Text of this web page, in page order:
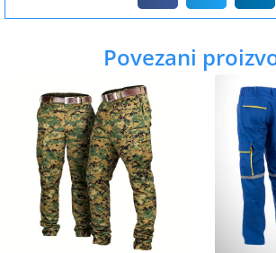
Povezani